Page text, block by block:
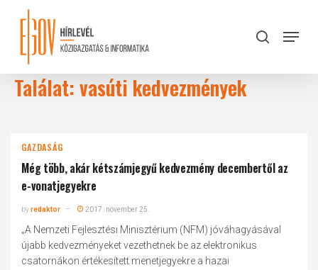
content
search
Menu
Találat: vasúti kedvezmények
GAZDASÁG
Még több, akár kétszámjegyű kedvezmény decembertől az
e-vonatjegyekre
byredaktor 2017. november 25.
„A Nemzeti Fejlesztési Minisztérium (NFM) jóváhagyásával
újabb kedvezményeket vezethetnek be az elektronikus
csatornákon értékesített menetjegyekre a hazai
Close